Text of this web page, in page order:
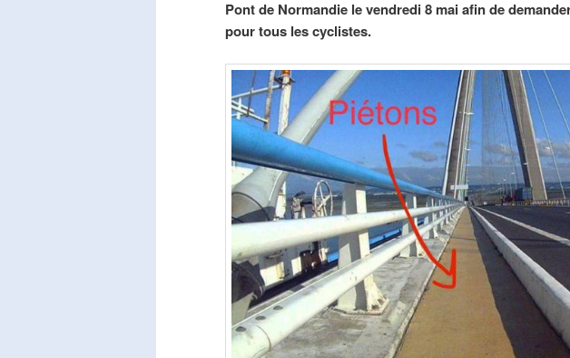
Pont de Normandie le vendredi 8 mai afin de
pour tous les cyclistes.